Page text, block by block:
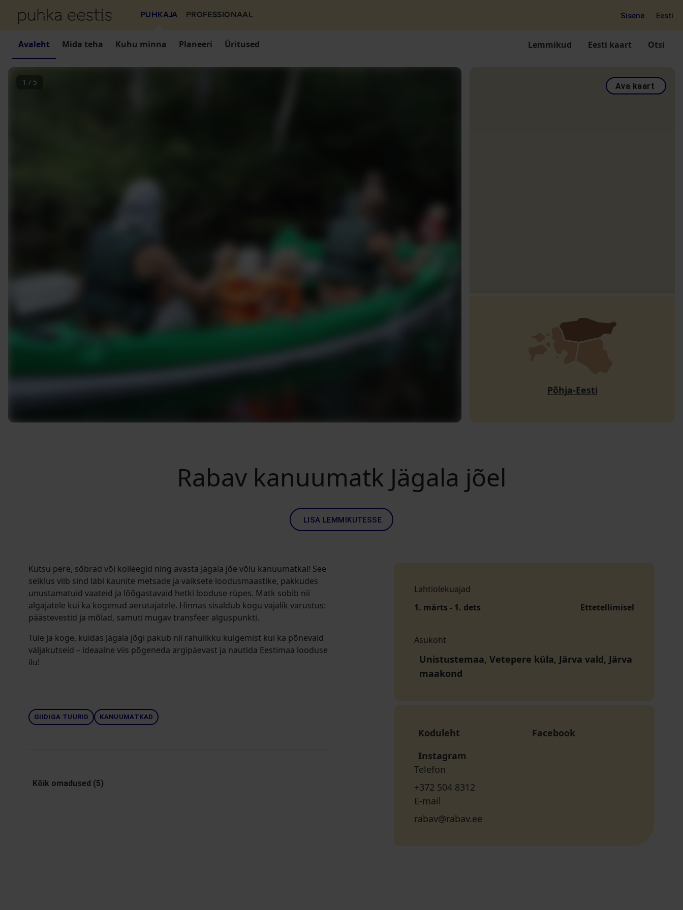
PUHKAJA PROFESSIONAAL Sisene Eesti
Avaleht Mida teha Kuhu minna Planeeri Üritused Lemmikud Eesti kaart Otsi
1 / 5 Ava kaart
Põhja-Eesti
Rabav kanuumatk Jägala jõel
LISA LEMMIKUTESSE
Kutsu pere, sõbrad või kolleegid ning avasta Jägala jõe võlu kanuumatkal! See
seiklus viib sind läbi kaunite metsade ja vaiksete loodusmaastike, pakkudes
unustamatuid vaateid ja lõõgastavaid hetki looduse rüpes. Matk sobib nii
algajatele kui ka kogenud aerutajatele. Hinnas sisaldub kogu vajalik varustus:
päästevestid ja mõlad, samuti mugav transfeer alguspunkti.
Tule ja koge, kuidas Jägala jõgi pakub nii rahulikku kulgemist kui ka põnevaid
väljakutseid – ideaalne viis põgeneda argipäevast ja nautida Eestimaa looduse
ilu!
GIIDIGA TUURID KANUUMATKAD
Kõik omadused (5)
Lahtiolekuajad
1. märts - 1. dets
Ettetellimisel
Asukoht
Unistustemaa, Vetepere küla, Järva vald, Järva
maakond
Koduleht
Facebook
Instagram
Telefon
+372 504 8312
E-mail
rabav@rabav.ee